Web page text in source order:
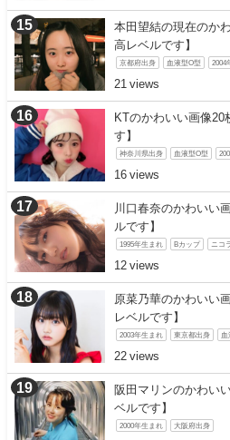
本田望結の現在のか
高レベルです】
京都府出身 血液型O型 2004
21
KTのかわいい画像20
す】
神奈川県出身 血液型O型
16
川口春奈のかわいい
ルです】
1995年生まれ Bカップ ニコ
12
原菜乃華のかわいい
レベルです】
2003年生まれ 東京都出身 血
22
阪田マリンのかわい
ベルです】
2000年生まれ 大阪府出身